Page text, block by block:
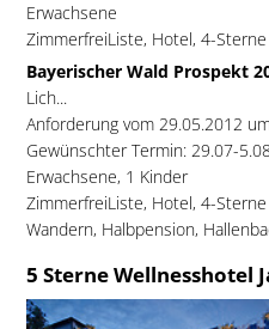
Erwachsene
ZimmerfreiListe, Hotel, 4-
Bayerischer Wald Prospekt
Lich...
Anforderung vom 29.05.2012
Gewünschter Termin: 29.07-
Erwachsene, 1 Kinder
ZimmerfreiListe, Hotel, 4-
Wandern, Halbpension,
5 Sterne Wellnesshotel